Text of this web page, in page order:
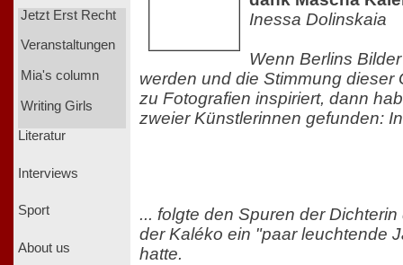
Jetzt Erst Recht
Veranstaltungen
Mia's column
Writing Girls
Literatur
Interviews
Sport
About us
Inessa Dolinskaia
Wenn Berlins
werden und die Stimmung dieser
zu Fotografien inspiriert, dann
zweier Künstlerinnen gefunden:
... folgte den Spuren der
der Kaléko ein "paar leuchtende
hatte.